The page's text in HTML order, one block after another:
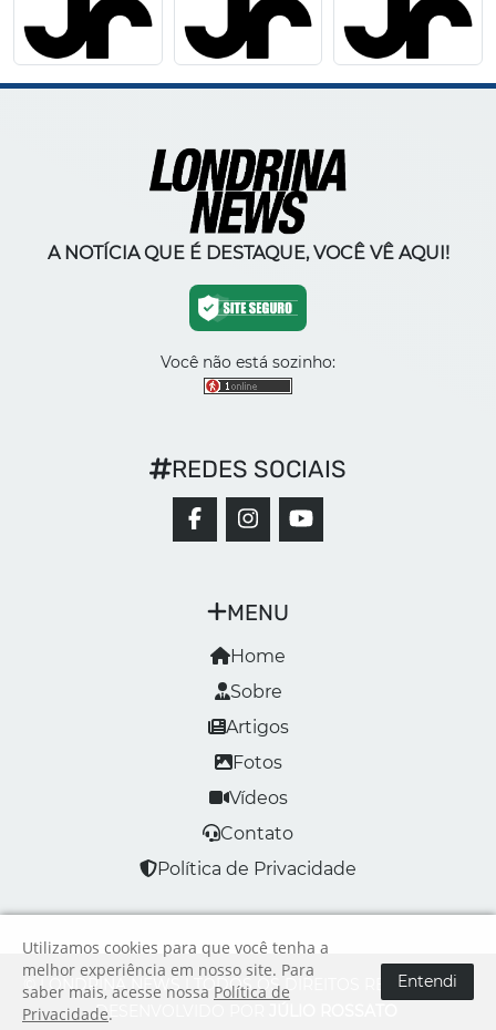
A NOTÍCIA QUE É DESTAQUE, VOCÊ VÊ AQUI!
Você não está sozinho:
MENU
Home
Sobre
Artigos
Fotos
Vídeos
Contato
Política de Privacidade
REDES SOCIAIS
© LONDRINA NEWS | TODOS OS DIREITOS RESERVADOS
DESENVOLVIDO POR
Utilizamos cookies para que você tenha a
melhor experiência em nosso site. Para
saber mais, acesse nossa Política de
Privacidade.
Entendi